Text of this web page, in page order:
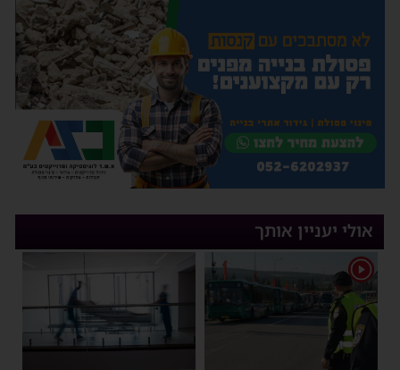
אולי יעניין אותך
1